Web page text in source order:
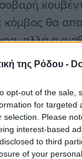
της Ρόδου -
opt-out of the sale,
for targeted
selection. Please
interest-based
to third
of your
θα
αλλά η
στον φωτισμό
και
για τον
δεν
να
προτροπή,